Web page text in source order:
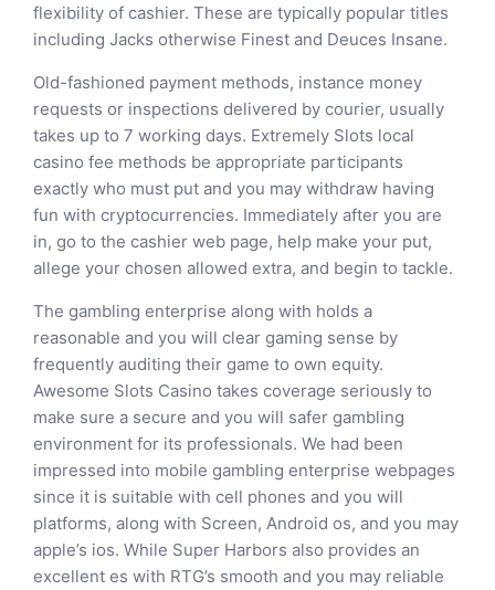
flexibility of cashier. These are typically popular titles
including Jacks otherwise Finest and Deuces Insane.
Old-fashioned payment methods, instance money
requests or inspections delivered by courier, usually
takes up to 7 working days. Extremely Slots local
casino fee methods be appropriate participants
exactly who must put and you may withdraw having
fun with cryptocurrencies. Immediately after you are
in, go to the cashier web page, help make your put,
allege your chosen allowed extra, and begin to tackle.
The gambling enterprise along with holds a
reasonable and you will clear gaming sense by
frequently auditing their game to own equity.
Awesome Slots Casino takes coverage seriously to
make sure a secure and you will safer gambling
environment for its professionals. We had been
impressed into mobile gambling enterprise webpages
since it is suitable with cell phones and you will
platforms, along with Screen, Android os, and you may
apple’s ios. While Super Harbors also provides an
excellent es with RTG’s smooth and you may reliable